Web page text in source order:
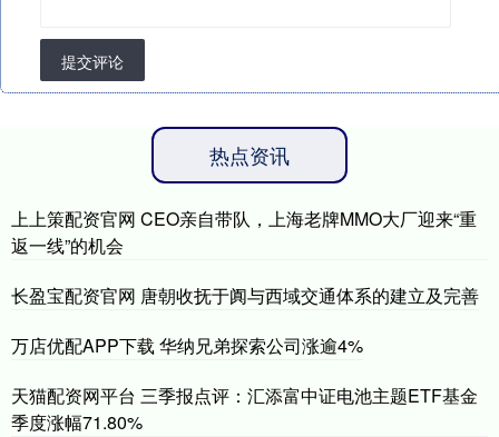
提交评论
热点资讯
上上策配资官网 CEO亲自带队，上海老牌MMO大厂迎来“重
返一线”的机会
长盈宝配资官网 唐朝收抚于阗与西域交通体系的建立及完善
万店优配APP下载 华纳兄弟探索公司涨逾4%
天猫配资网平台 三季报点评：汇添富中证电池主题ETF基金
季度涨幅71.80%